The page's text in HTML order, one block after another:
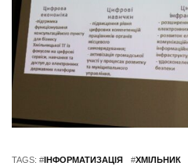
TAGS: #ІНФОРМАТИЗАЦІЯ #ХМІЛЬНИК